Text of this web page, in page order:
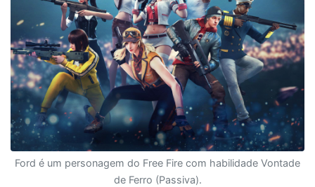
Ford é um personagem do Free Fire com habilidade Vontade
de Ferro (Passiva).